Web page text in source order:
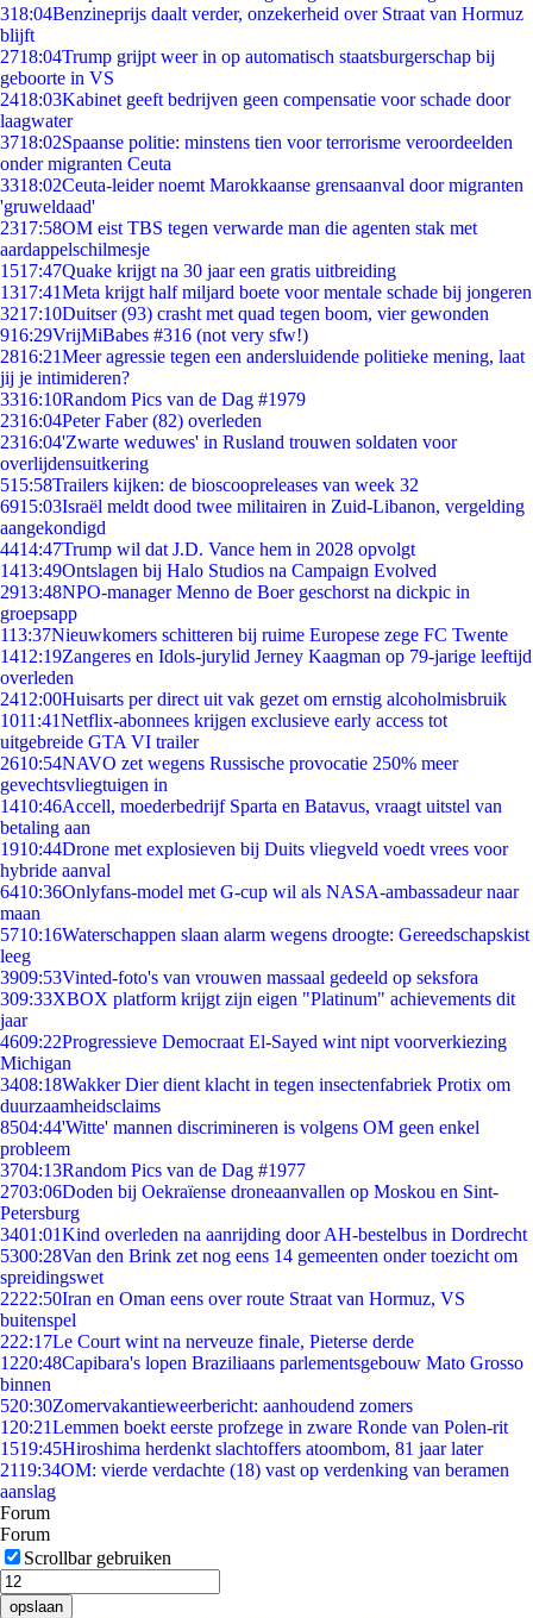
318:04Benzineprijs daalt verder, onzekerheid over Straat van Hormuz
blijft
2718:04Trump grijpt weer in op automatisch staatsburgerschap bij
geboorte in VS
2418:03Kabinet geeft bedrijven geen compensatie voor schade door
laagwater
3718:02Spaanse politie: minstens tien voor terrorisme veroordeelden
onder migranten Ceuta
3318:02Ceuta-leider noemt Marokkaanse grensaanval door migranten
'gruweldaad'
2317:58OM eist TBS tegen verwarde man die agenten stak met
aardappelschilmesje
1517:47Quake krijgt na 30 jaar een gratis uitbreiding
1317:41Meta krijgt half miljard boete voor mentale schade bij jongeren
3217:10Duitser (93) crasht met quad tegen boom, vier gewonden
916:29VrijMiBabes #316 (not very sfw!)
2816:21Meer agressie tegen een andersluidende politieke mening, laat
jij je intimideren?
3316:10Random Pics van de Dag #1979
2316:04Peter Faber (82) overleden
2316:04'Zwarte weduwes' in Rusland trouwen soldaten voor
overlijdensuitkering
515:58Trailers kijken: de bioscoopreleases van week 32
6915:03Israël meldt dood twee militairen in Zuid-Libanon, vergelding
aangekondigd
4414:47Trump wil dat J.D. Vance hem in 2028 opvolgt
1413:49Ontslagen bij Halo Studios na Campaign Evolved
2913:48NPO-manager Menno de Boer geschorst na dickpic in
groepsapp
113:37Nieuwkomers schitteren bij ruime Europese zege FC Twente
1412:19Zangeres en Idols-jurylid Jerney Kaagman op 79-jarige leeftijd
overleden
2412:00Huisarts per direct uit vak gezet om ernstig alcoholmisbruik
1011:41Netflix-abonnees krijgen exclusieve early access tot
uitgebreide GTA VI trailer
2610:54NAVO zet wegens Russische provocatie 250% meer
gevechtsvliegtuigen in
1410:46Accell, moederbedrijf Sparta en Batavus, vraagt uitstel van
betaling aan
1910:44Drone met explosieven bij Duits vliegveld voedt vrees voor
hybride aanval
6410:36Onlyfans-model met G-cup wil als NASA-ambassadeur naar
maan
5710:16Waterschappen slaan alarm wegens droogte: Gereedschapskist
leeg
3909:53Vinted-foto's van vrouwen massaal gedeeld op seksfora
309:33XBOX platform krijgt zijn eigen "Platinum" achievements dit
jaar
4609:22Progressieve Democraat El-Sayed wint nipt voorverkiezing
Michigan
3408:18Wakker Dier dient klacht in tegen insectenfabriek Protix om
duurzaamheidsclaims
8504:44'Witte' mannen discrimineren is volgens OM geen enkel
probleem
3704:13Random Pics van de Dag #1977
2703:06Doden bij Oekraïense droneaanvallen op Moskou en Sint-
Petersburg
3401:01Kind overleden na aanrijding door AH-bestelbus in Dordrecht
5300:28Van den Brink zet nog eens 14 gemeenten onder toezicht om
spreidingswet
2222:50Iran en Oman eens over route Straat van Hormuz, VS
buitenspel
222:17Le Court wint na nerveuze finale, Pieterse derde
1220:48Capibara's lopen Braziliaans parlementsgebouw Mato Grosso
binnen
520:30Zomervakantieweerbericht: aanhoudend zomers
1 20:21Lemmen boekt eerste profzege in zware Ronde van Polen-rit
1519:45Hiroshima herdenkt slachtoffers atoombom, 81 jaar later
2119:34OM: vierde verdachte (18) vast op verdenking van beramen
aanslag
Forum
Forum
Scrollbar gebruiken
opslaan